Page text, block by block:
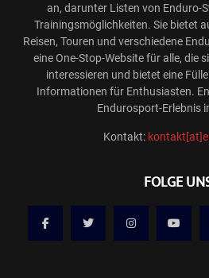
an, darunter Listen von Enduro-
Trainingsmöglichkeiten. Sie bietet
Reisen, Touren und verschiedene
eine One-Stop-Website für alle, die
interessieren und bietet eine
Informationen für Enthusiasten.
Endurosport-Erlebnis
Kontakt:
FOLGE